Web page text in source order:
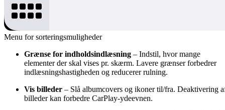
Menu for sorteringsmuligheder
Grænse for indholdsindlæsning – Indstil, hvor mange
elementer der skal vises pr. skærm. Lavere grænser forbedrer
indlæsningshastigheden og reducerer rulning.
Vis billeder – Slå albumcovers og ikoner til/fra. Deaktivering
billeder kan forbedre CarPlay-ydeevnen.